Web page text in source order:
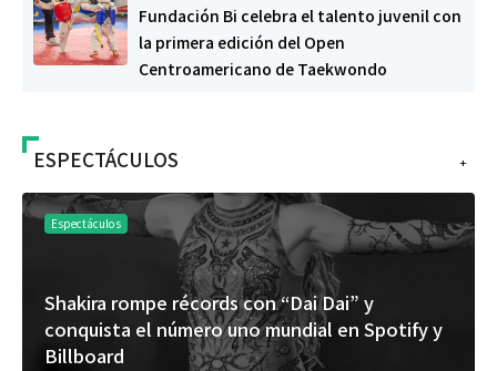
Fundación Bi celebra el talento juvenil con
la primera edición del Open
Centroamericano de Taekwondo
+
ESPECTÁCULOS
Espectáculos
Shakira rompe récords con “Dai Dai” y
conquista el número uno mundial en Spotify y
Billboard